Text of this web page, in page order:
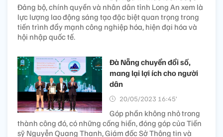
Đảng bộ, chính quyền và nhân dân tỉnh Long An xem là
lực lượng lao động sáng tạo đặc biệt quan trọng trong
tiến trình đẩy mạnh công nghiệp hóa, hiện đại hóa và
hội nhập quốc tế.
Đà Nẵng chuyển đổi số,
mang lại lợi ích cho người
dân
20/05/2023 16:45’
Góp phần không nhỏ trong
thành công đó, có những cống hiến, đóng góp của Tiến
sỹ Nguyễn Quang Thanh, Giám đốc Sở Thông tin và